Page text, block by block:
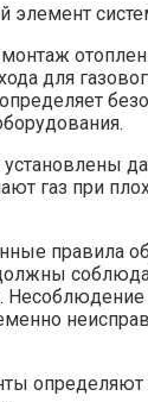
для
газ при
правила
определяют